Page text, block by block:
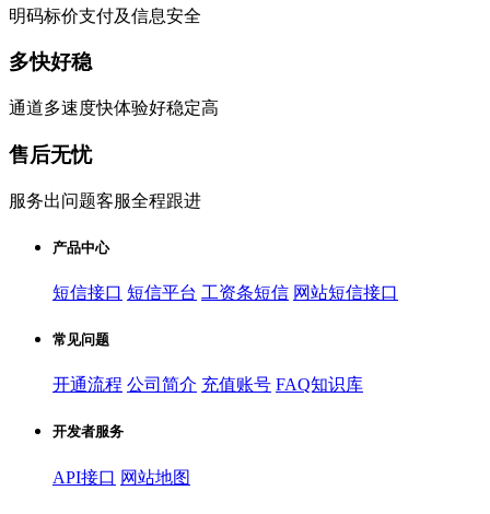
明码标价支付及信息安全
多快好稳
通道多速度快体验好稳定高
售后无忧
服务出问题客服全程跟进
产品中心
短信接口 短信平台 工资条短信 网站短信接口
常见问题
开通流程 公司简介 充值账号 FAQ知识库
开发者服务
API接口 网站地图